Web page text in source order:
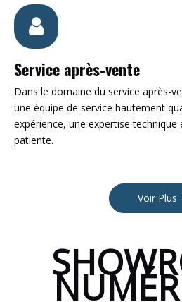
Service après-vente
Dans le domaine du service après-
une équipe de service hautement
expérience, une expertise
patiente.
Voir Plus